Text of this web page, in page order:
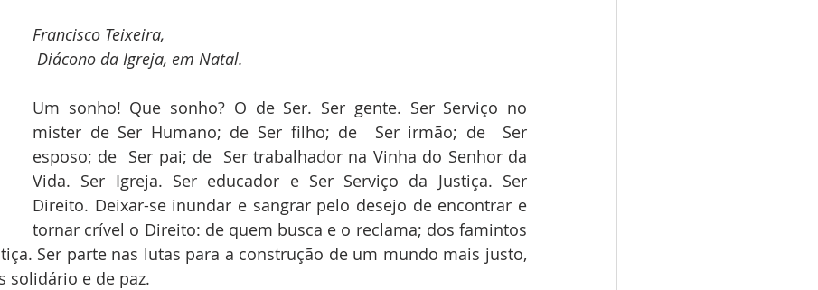
Francisco Teixeira,
Diácono da Igreja, em Natal.
Um sonho! Que sonho? O de Ser. Ser gente. Ser Serviço no
mister de Ser Humano; de Ser filho; de  Ser irmão; de  Ser
esposo; de  Ser pai; de  Ser trabalhador na Vinha do Senhor da
Vida. Ser Igreja. Ser educador e Ser Serviço da Justiça. Ser
Direito. Deixar-se inundar e sangrar pelo desejo de encontrar e
tornar crível o Direito: de quem busca e o reclama; dos famintos
Ser parte nas lutas para a construção de um mundo mais justo,
solidário e de paz.